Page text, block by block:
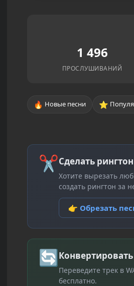
1 496
ПРОСЛУШИВАНИЙ
🔥 Новые песни ⭐
✂Сделать
Хотите вырезать
создать рингтон за
👉 Обрезать
🔄
Переведите трек в
бесплатно.